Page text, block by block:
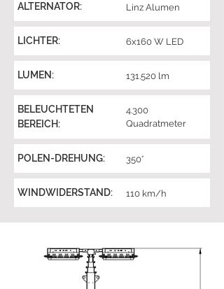
ALTERNATOR: Linz Alumen
LICHTER: 6x160 W LED
LUMEN: 131.520 lm
BELEUCHTETEN
BEREICH:
4.300
Quadratmeter
POLEN-DREHUNG: 350°
WINDWIDERSTAND: 110 km/h